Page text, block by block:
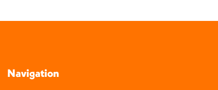
Navigation